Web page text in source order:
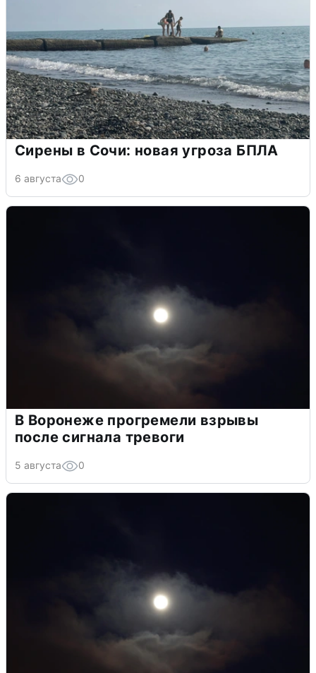
Сирены в Сочи: новая угроза БПЛА
6 августа 0
В Воронеже прогремели взрывы
после сигнала тревоги
5 августа 0